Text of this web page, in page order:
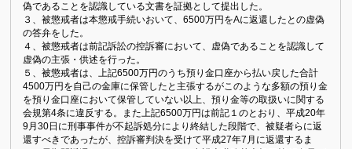
偽であることを認識している文書を証拠として提出した。
３、被懲戒者は本懲戒手続いおいて、6500万円をAに返還したとの虚偽
の答弁をした。
４、被懲戒者は前記訴訟の控訴審において、虚偽であることを認識して
虚偽の主張・供述を行った。
５、被懲戒者は、上記6500万円のうち預り金口座から払い戻した合計
4500万円を自己の金庫に保管したと主張するがこのような多額の預り金
を預り金口座において保管していない以上、預り金等の取扱いに関する
会規第4条に違反する。また上記6500万円は前記１のとおり、平成20年
9月30日に刑事事件が不起訴処分により終結した段階で、被疑者らに返
還すべきであったが、控訴審判決を受けて平成27年7月に返還するま